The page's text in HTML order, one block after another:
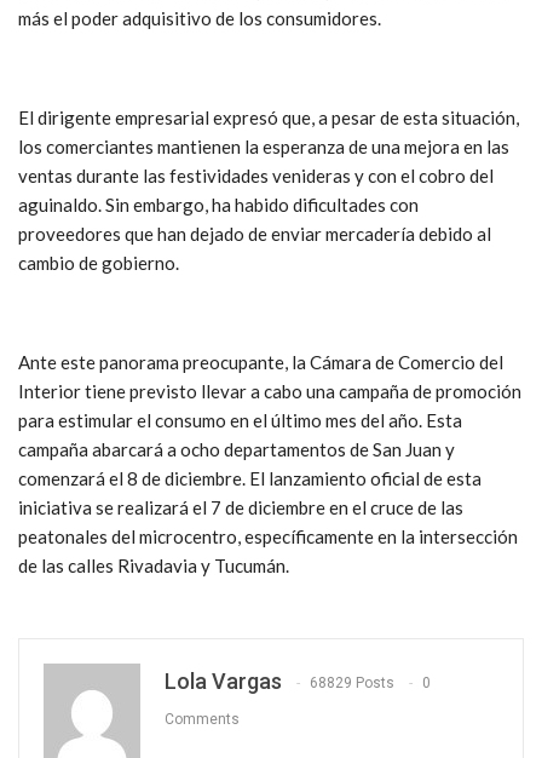
más el poder adquisitivo de los consumidores.
El dirigente empresarial expresó que, a pesar de esta situación,
los comerciantes mantienen la esperanza de una mejora en las
ventas durante las festividades venideras y con el cobro del
aguinaldo. Sin embargo, ha habido dificultades con
proveedores que han dejado de enviar mercadería debido al
cambio de gobierno.
Ante este panorama preocupante, la Cámara de Comercio del
Interior tiene previsto llevar a cabo una campaña de promoción
para estimular el consumo en el último mes del año. Esta
campaña abarcará a ocho departamentos de San Juan y
comenzará el 8 de diciembre. El lanzamiento oficial de esta
iniciativa se realizará el 7 de diciembre en el cruce de las
peatonales del microcentro, específicamente en la intersección
de las calles Rivadavia y Tucumán.
Lola Vargas 68829 Posts 0
Comments